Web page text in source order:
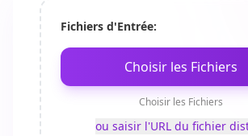
Fichiers d'Entrée:
Choisir les Fichiers
Choisir les Fichiers
ou saisir l'URL du fichier